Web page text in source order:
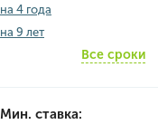
на 4 года
на 9 лет
Все сроки
Мин. ставка: